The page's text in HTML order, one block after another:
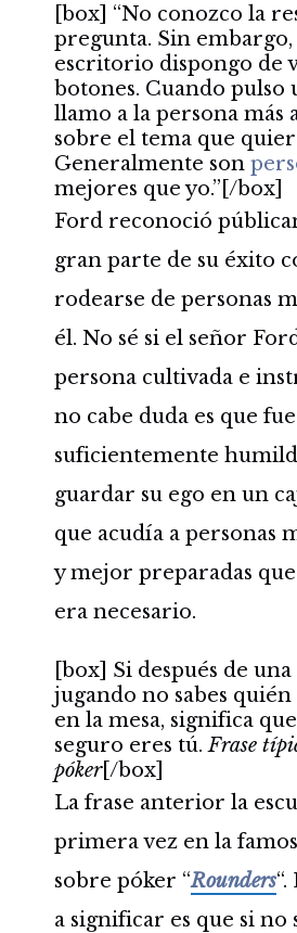
[box] “No conozco la
pregunta. Sin
escritorio dispongo de
botones. Cuando pulso
llamo a la persona más
sobre el tema que
Generalmente son
mejores que yo.”[/box]
Ford reconoció
gran parte de su éxito
rodearse de personas
él. No sé si el señor
persona cultivada e
no cabe duda es que
suficientemente
guardar su ego en un
que acudía a personas
y mejor preparadas
era necesario.
[box] Si después de
jugando no sabes
en la mesa, significa
seguro eres tú.Frase
póker[/box]
La frase anterior la
primera vez en la
sobre póker “Rounders
a significar es que si no